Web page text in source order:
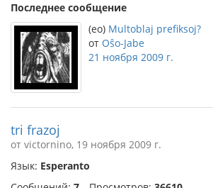
Последнее сообщение
(eo) Multoblaj prefiksoj?
от Oŝo-Jabe
21 ноября 2009 г.
tri frazoj
от victornino, 19 ноября 2009 г.
Язык: Esperanto